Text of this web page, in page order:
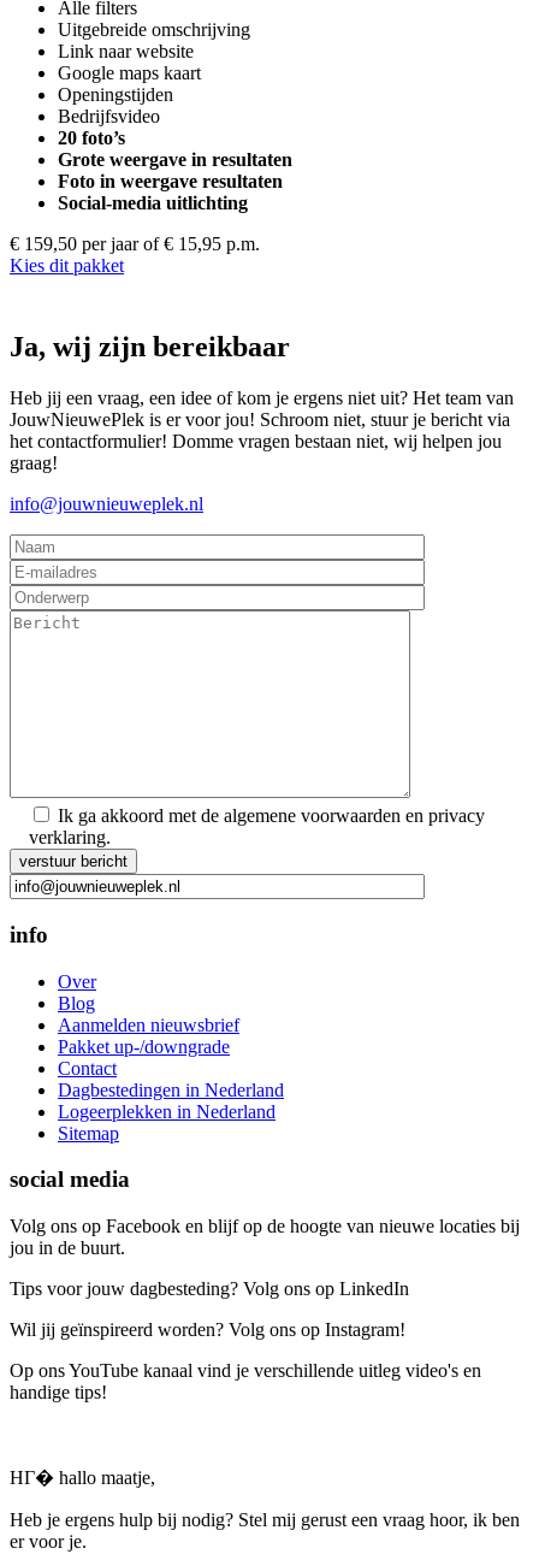
Alle filters
Uitgebreide omschrijving
Link naar website
Google maps kaart
Openingstijden
Bedrijfsvideo
20 foto’s
Grote weergave in resultaten
Foto in weergave resultaten
Social-media uitlichting
€ 159,50 per jaar of € 15,95 p.m.
Kies dit pakket
Ja, wij zijn bereikbaar
Heb jij een vraag, een idee of kom je ergens niet uit? Het team van
JouwNieuwePlek is er voor jou! Schroom niet, stuur je bericht via
het contactformulier! Domme vragen bestaan niet, wij helpen jou
graag!
info@jouwnieuweplek.nl
Ik ga akkoord met de algemene voorwaarden en privacy
verklaring.
Gelieve dit veld leeg te laten.
info
Over
Blog
Aanmelden nieuwsbrief
Pakket up-/downgrade
Contact
Dagbestedingen in Nederland
Logeerplekken in Nederland
Sitemap
social media
Volg ons op Facebook en blijf op de hoogte van nieuwe locaties bij
jou in de buurt.
Tips voor jouw dagbesteding? Volg ons op LinkedIn
Wil jij geïnspireerd worden? Volg ons op Instagram!
Op ons YouTube kanaal vind je verschillende uitleg video's en
handige tips!
HГ� hallo maatje,
Heb je ergens hulp bij nodig? Stel mij gerust een vraag hoor, ik ben
er voor je.